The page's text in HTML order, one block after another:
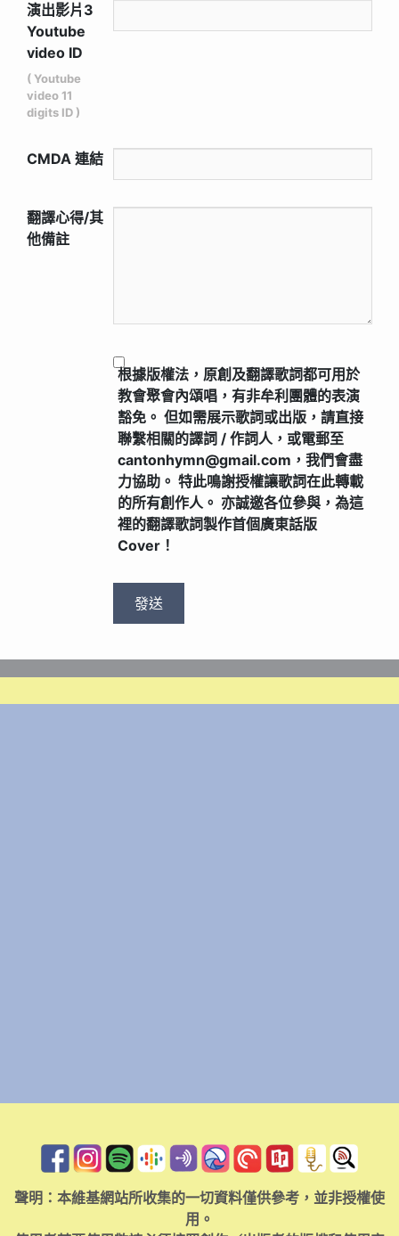
演出影片3
Youtube
video ID
( Youtube
video 11
digits ID )
CMDA 連結
翻譯心得/其
他備註
根據版權法，原創及翻譯歌詞都可用於
教會聚會內頌唱，有非牟利團體的表演
豁免。 但如需展示歌詞或出版，請直接
聯繫相關的譯詞 / 作詞人，或電郵至
cantonhymn@gmail.com，我們會盡
力協助。 特此鳴謝授權讓歌詞在此轉載
的所有創作人。 亦誠邀各位參與，為這
裡的翻譯歌詞製作首個廣東話版
Cover！
聲明：本維基網站所收集的一切資料僅供參考，並非授權使
用。